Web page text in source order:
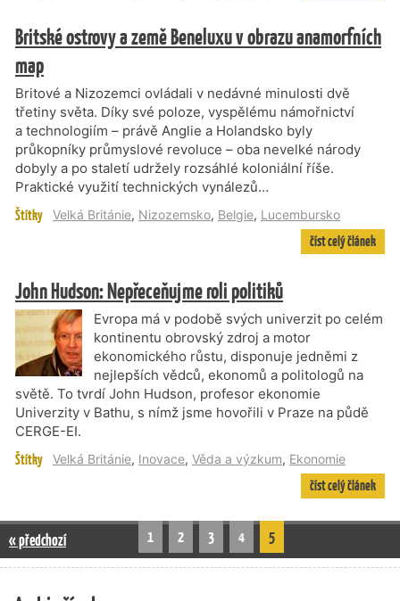
Britské ostrovy a země Beneluxu v obrazu anamorfních
map
Britové a Nizozemci ovládali v nedávné minulosti dvě
třetiny světa. Díky své poloze, vyspělému námořnictví
a technologiím – právě Anglie a Holandsko byly
průkopníky průmyslové revoluce – oba nevelké národy
dobyly a po staletí udržely rozsáhlé koloniální říše.
Praktické využití technických vynálezů…
Štítky Velká Británie, Nizozemsko, Belgie, Lucembursko
číst celý článek
John Hudson: Nepřeceňujme roli politiků
Evropa má v podobě svých univerzit po celém
kontinentu obrovský zdroj a motor
ekonomického růstu, disponuje jedněmi z
nejlepších vědců, ekonomů a politologů na
světě. To tvrdí John Hudson, profesor ekonomie
Univerzity v Bathu, s nímž jsme hovořili v Praze na půdě
CERGE-EI.
Štítky Velká Británie, Inovace, Věda a výzkum, Ekonomie
číst celý článek
« předchozí 1 2 3 4 5